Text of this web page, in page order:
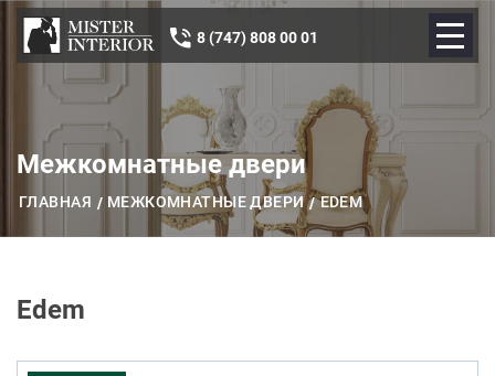
8 (747) 808 00 01
Межкомнатные двери
ГЛАВНАЯ МЕЖКОМНАТНЫЕ ДВЕРИ EDEM
Edem